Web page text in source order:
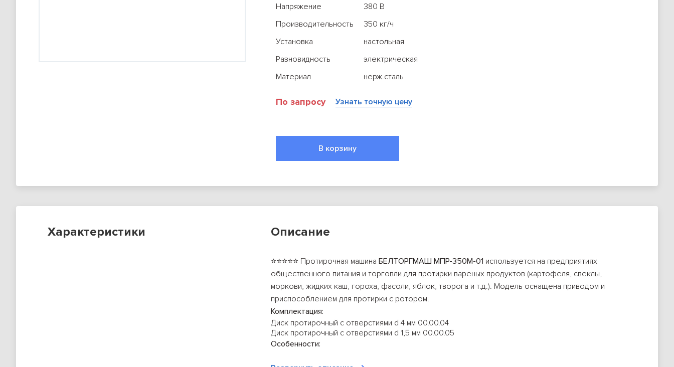
Все результаты
Напряжение
380 В
Производительность
350 кг/ч
Установка
настольная
Разновидность
электрическая
Материал
нерж.сталь
По запросу Узнать точную цену
В корзину
Характеристики Описание
⭐⭐⭐⭐⭐ Протирочная машина БЕЛТОРГМАШ МПР-350М-01 используется на предприятиях
общественного питания и торговли для протирки вареных продуктов (картофеля, свеклы,
моркови, жидких каш, гороха, фасоли, яблок, творога и т.д.). Модель оснащена приводом и
приспособлением для протирки с ротором.
Комплектация:
Диск протирочный с отверстиями d 4 мм 00.00.04
Диск протирочный с отверстиями d 1,5 мм 00.00.05
Особенности: